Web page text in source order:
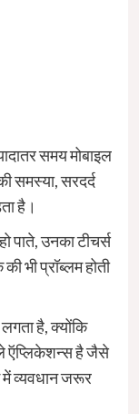
समय मोबाइल
समस्या, सरदर्द
है।
पाते, उनका टीचर्स
भी प्रॉब्लम होती
है, क्योंकि
ऍप्लिकेशन्स है जैसे
व्यवधान जरूर